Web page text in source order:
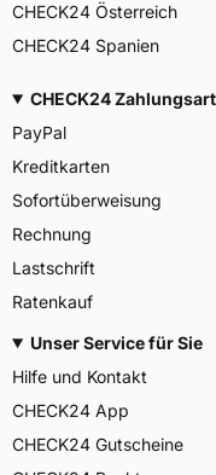
CHECK24 Österreich
CHECK24 Spanien
CHECK24
PayPal
Kreditkarten
Sofortüberweisung
Rechnung
Lastschrift
Ratenkauf
Unser Service für Sie
Hilfe und Kontakt
CHECK24 App
CHECK24 Gutscheine